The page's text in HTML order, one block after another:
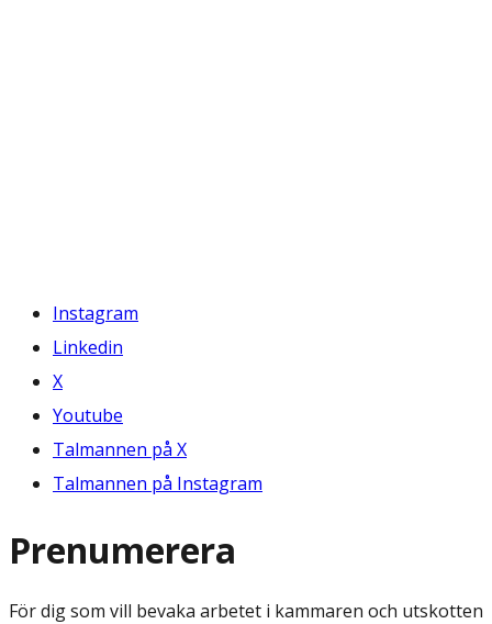
Instagram
Linkedin
X
Youtube
Talmannen på X
Talmannen på Instagram
Prenumerera
För dig som vill bevaka arbetet i kammaren och utskotten